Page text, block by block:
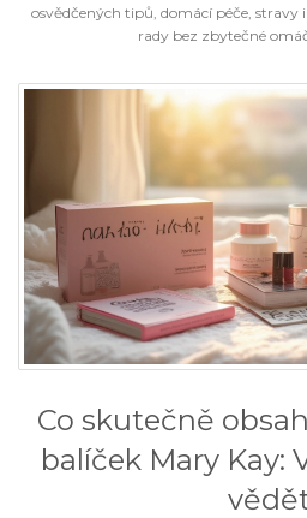
osvědčených tipů, domácí péče,
rady bez zbytečné
Co skutečně
balíček Mary Kay: